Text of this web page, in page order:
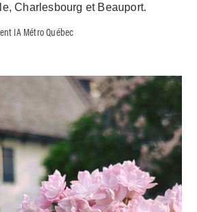
Charlesbourg et Beauport.
IA Métro Québec